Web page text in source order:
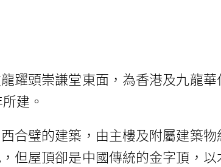
躍頭崇謙堂東面，為香港及九龍
建。
合璧的建築，由主樓及附屬建築
但屋頂卻是中國傳統的金字頂，